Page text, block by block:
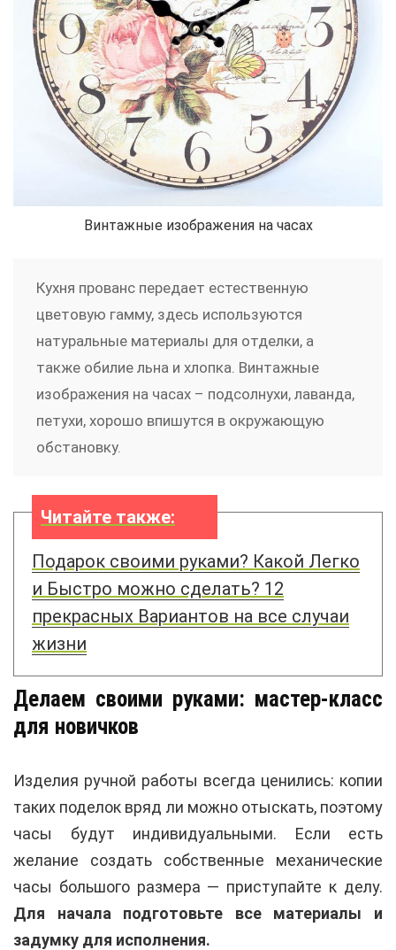
Винтажные изображения на часах
Кухня прованс передает естественную
цветовую гамму, здесь используются
натуральные материалы для отделки, а
также обилие льна и хлопка. Винтажные
изображения на часах – подсолнухи, лаванда,
петухи, хорошо впишутся в окружающую
обстановку.
Читайте также:
Подарок своими руками? Какой Легко
и Быстро можно сделать? 12
прекрасных Вариантов на все случаи
жизни
Делаем своими руками: мастер-класс
для новичков
Изделия ручной работы всегда ценились: копии
таких поделок вряд ли можно отыскать, поэтому
часы будут индивидуальными. Если есть
желание создать собственные механические
часы большого размера — приступайте к делу.
Для начала подготовьте все материалы и
задумку для исполнения.